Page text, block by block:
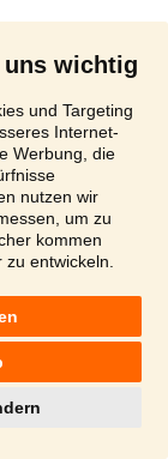
wichtig
und Targeting
Internet-
Werbung, die
nutzen wir
um zu
kommen
entwickeln.